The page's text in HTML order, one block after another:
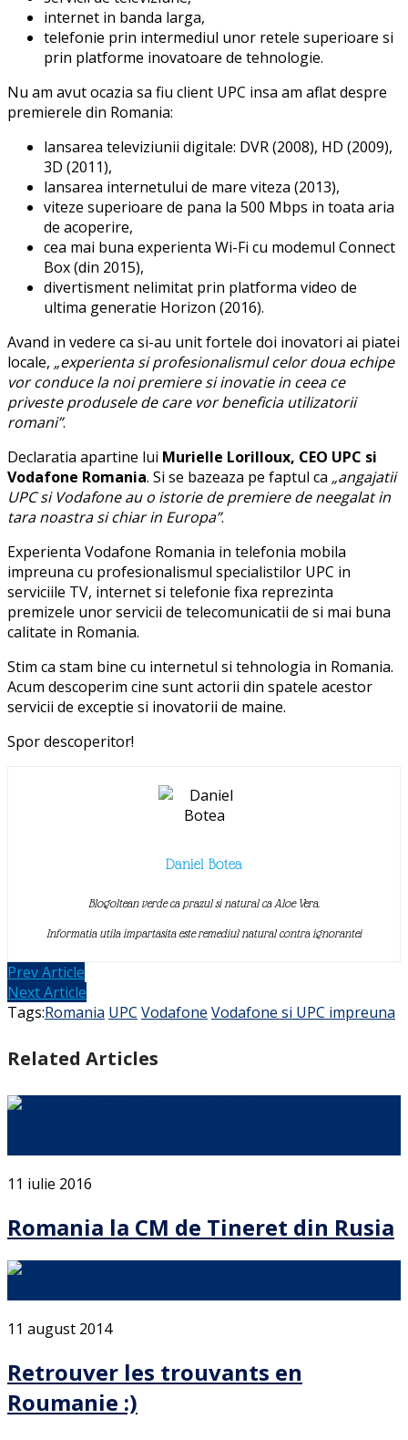
internet in banda larga,
telefonie prin intermediul unor retele superioare si
prin platforme inovatoare de tehnologie.
Nu am avut ocazia sa fiu client UPC insa am aflat despre
premierele din Romania:
lansarea televiziunii digitale: DVR (2008), HD (2009),
3D (2011),
lansarea internetului de mare viteza (2013),
viteze superioare de pana la 500 Mbps in toata aria
de acoperire,
cea mai buna experienta Wi-Fi cu modemul Connect
Box (din 2015),
divertisment nelimitat prin platforma video de
ultima generatie Horizon (2016).
Avand in vedere ca si-au unit fortele doi inovatori ai piatei
locale, „experienta si profesionalismul celor doua echipe
vor conduce la noi premiere si inovatie in ceea ce
priveste produsele de care vor beneficia utilizatorii
romani”.
Declaratia apartine lui Murielle Lorilloux, CEO UPC si
Vodafone Romania. Si se bazeaza pe faptul ca „angajatii
UPC si Vodafone au o istorie de premiere de neegalat in
tara noastra si chiar in Europa”.
Experienta Vodafone Romania in telefonia mobila
impreuna cu profesionalismul specialistilor UPC in
serviciile TV, internet si telefonie fixa reprezinta
premizele unor servicii de telecomunicatii de si mai buna
calitate in Romania.
Stim ca stam bine cu internetul si tehnologia in Romania.
Acum descoperim cine sunt actorii din spatele acestor
servicii de exceptie si inovatorii de maine.
Spor descoperitor!
Daniel Botea
Blogoltean verde ca prazul si natural ca Aloe Vera.
Informatia utila impartasita este remediul natural contra ignorantei
Prev Article
Next Article
Tags:Romania UPC Vodafone Vodafone si UPC impreuna
Related Articles
11 iulie 2016
Romania la CM de Tineret din Rusia
11 august 2014
Retrouver les trouvants en
Roumanie :)